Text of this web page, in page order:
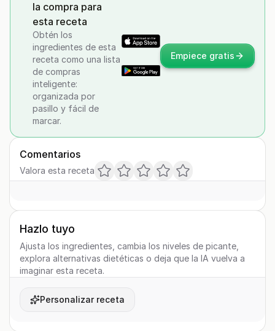
la compra para
esta receta
Obtén los
ingredientes de esta
receta como una lista
de compras
inteligente:
organizada por
pasillo y fácil de
marcar.
Empiece gratis
Comentarios
Valora esta receta
Hazlo tuyo
Ajusta los ingredientes, cambia los niveles de picante,
explora alternativas dietéticas o deja que la IA vuelva a
imaginar esta receta.
Personalizar receta